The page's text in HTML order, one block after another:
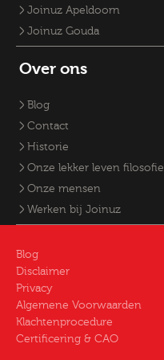
Joinuz Apeldoorn
Joinuz Gouda
Over ons
Blog
Contact
Historie
Onze lekker leven filosofie
Onze mensen
Werken bij Joinuz
Blog
Disclaimer
Privacy
Algemene Voorwaarden
Klachtenprocedure
Certificering & CAO